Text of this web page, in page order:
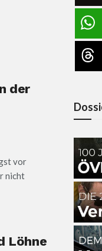
der
vor
nicht
Löhne